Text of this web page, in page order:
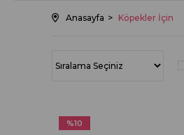
Anasayfa Köpekler İçin
%10